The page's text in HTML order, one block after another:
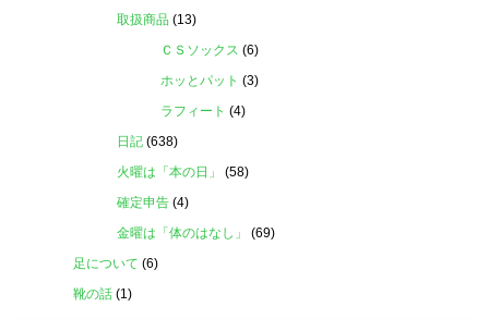
取扱商品 (13)
ＣＳソックス (6)
ホッとパット (3)
ラフィート (4)
日記 (638)
火曜は「本の日」
(58)
確定申告 (4)
金曜は「体のはなし」
(69)
足について (6)
靴の話 (1)